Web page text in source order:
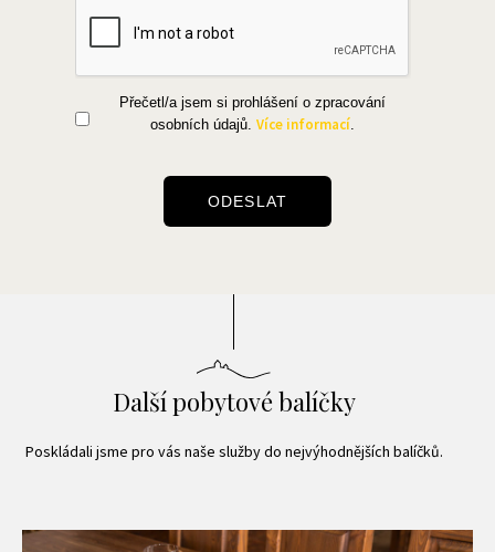
Přečetl/a jsem si prohlášení o zpracování
osobních údajů. Více informací.
ODESLAT
Alternative:
Další pobytové balíčky
Poskládali jsme pro vás naše služby do nejvýhodnějších balíčků.